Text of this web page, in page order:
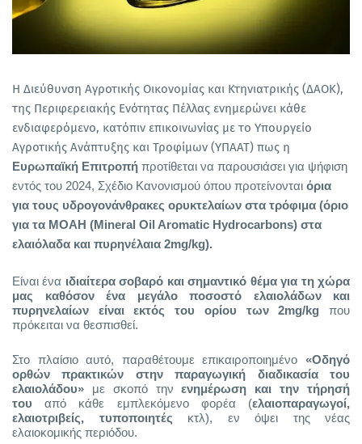
Η Διεύθυνση Αγροτικής Οικονομίας και Κτηνιατρικής (ΔΑΟΚ),
της Περιφερειακής Ενότητας Πέλλας ενημερώνει κάθε
ενδιαφερόμενο, κατόπιν επικοινωνίας με το Υπουργείο
Αγροτικής Ανάπτυξης και Τροφίμων (ΥΠΑΑΤ) πως η
Ευρωπαϊκή Επιτροπή προτίθεται να παρουσιάσει για ψήφιση
εντός του 2024, Σχέδιο Κανονισμού όπου προτείνονται όρια
για τους υδρογονάνθρακες ορυκτελαίων στα τρόφιμα (όριο
για τα MOAH (Mineral Oil Aromatic Hydrocarbons) στα
ελαιόλαδα και πυρηνέλαια 2mg/kg).
Είναι ένα ιδιαίτερα σοβαρό και σημαντικό θέμα για τη χώρα
μας καθόσον ένα μεγάλο ποσοστό ελαιολάδων και
πυρηνελαίων είναι εκτός του ορίου των 2mg/kg
που
πρόκειται να θεσπισθεί.
Στο πλαίσιο αυτό, παραθέτουμε επικαιροποιημένο «Οδηγό
ορθών πρακτικών στην παραγωγική διαδικασία του
ελαιολάδου»
με σκοπό τηνενημέρωση και την τήρησή
του
από κάθε εμπλεκόμενο φορέα (ελαιοπαραγωγοί,
ελαιοτριβείς, τυποποιητές
κτλ), εν όψει της νέας
ελαιοκομικής περιόδου.